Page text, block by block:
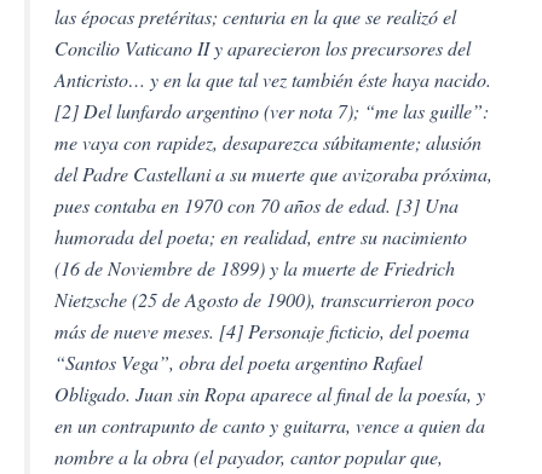
las épocas pretéritas; centuria en la que se realizó el
Concilio Vaticano II y aparecieron los precursores del
Anticristo… y en la que tal vez también éste haya nacido.
[2] Del lunfardo argentino (ver nota 7); “me las guille”:
me vaya con rapidez, desaparezca súbitamente; alusión
del Padre Castellani a su muerte que avizoraba próxima,
pues contaba en 1970 con 70 años de edad. [3] Una
humorada del poeta; en realidad, entre su nacimiento
(16 de Noviembre de 1899) y la muerte de Friedrich
Nietzsche (25 de Agosto de 1900), transcurrieron poco
más de nueve meses. [4] Personaje ficticio, del poema
“Santos Vega”, obra del poeta argentino Rafael
Obligado. Juan sin Ropa aparece al final de la poesía, y
en un contrapunto de canto y guitarra, vence a quien da
nombre a la obra (el payador, cantor popular que,